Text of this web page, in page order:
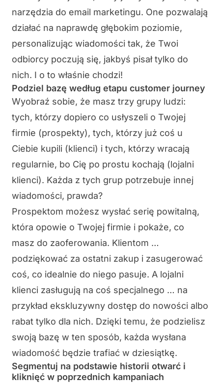
narzędzia do email marketingu. One pozwalają
działać na naprawdę głębokim poziomie,
personalizując wiadomości tak, że Twoi
odbiorcy poczują się, jakbyś pisał tylko do
nich. I o to właśnie chodzi!
Podziel bazę według etapu customer journey
Wyobraź sobie, że masz trzy grupy ludzi:
tych, którzy dopiero co usłyszeli o Twojej
firmie (prospekty), tych, którzy już coś u
Ciebie kupili (klienci) i tych, którzy wracają
regularnie, bo Cię po prostu kochają (lojalni
klienci). Każda z tych grup potrzebuje innej
wiadomości, prawda?
Prospektom możesz wysłać serię powitalną,
która opowie o Twojej firmie i pokaże, co
masz do zaoferowania. Klientom …
podziękować za ostatni zakup i zasugerować
coś, co idealnie do niego pasuje. A lojalni
klienci zasługują na coś specjalnego … na
przykład ekskluzywny dostęp do nowości albo
rabat tylko dla nich. Dzięki temu, że podzielisz
swoją bazę w ten sposób, każda wysłana
wiadomość będzie trafiać w dziesiątkę.
Segmentuj na podstawie historii otwarć i
kliknięć w poprzednich kampaniach